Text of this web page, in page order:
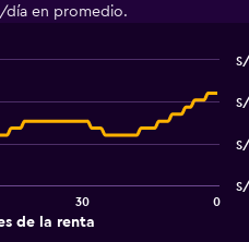
día en promedio.
de la renta
30 0